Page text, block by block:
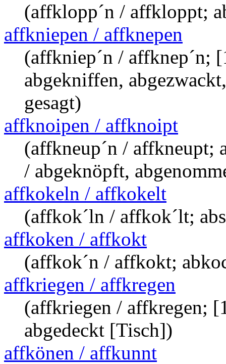
(affklopp´n / affkloppt;
affkniepen / affknepen
(affkniep´n / affknep´n;
abgekniffen,
gesagt)
affknoipen / affknoipt
(affkneup´n / affkneupt;
/ abgeknöpft,
affkokeln / affkokelt
(affkok´ln / affkok´lt;
affkoken / affkokt
(affkok´n / affkokt;
affkriegen / affkregen
(affkriegen / affkregen;
abgedeckt [Tisch])
affkönen / affkunnt